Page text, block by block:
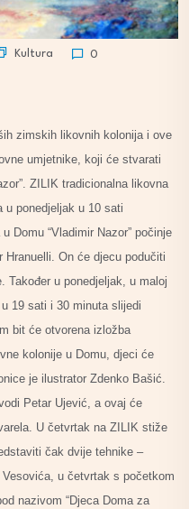
Kultura 0
zimskih likovnih kolonija i ove
umjetnike, koji će stvarati
ZILIK tradicionalna likovna
u ponedjeljak u 10 sati
Domu “Vladimir Nazor” počinje
On će djecu podučiti
Također u ponedjeljak, u maloj
19 sati i 30 minuta slijedi
bit će otvorena izložba
kolonije u Domu, djeci će
je ilustrator Zdenko Bašić.
Petar Ujević, a ovaj će
U četvrtak na ZILIK stiže
čak dvije tehnike –
u četvrtak s početkom
nazivom “Djeca Doma za